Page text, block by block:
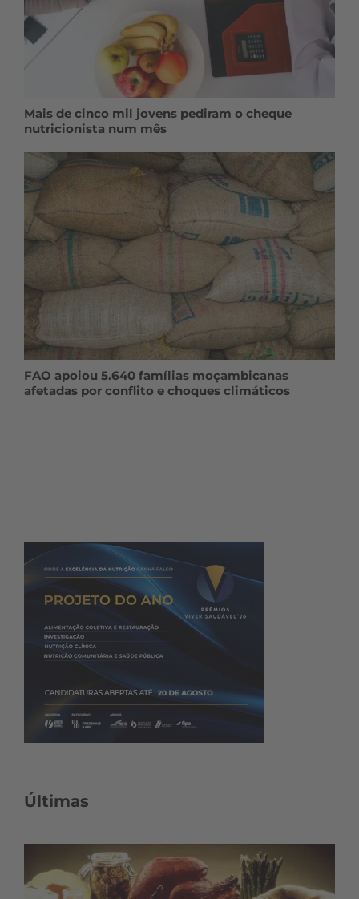
Mais de cinco mil jovens pediram o cheque
nutricionista num mês
FAO apoiou 5.640 famílias moçambicanas
afetadas por conflito e choques climáticos
Últimas